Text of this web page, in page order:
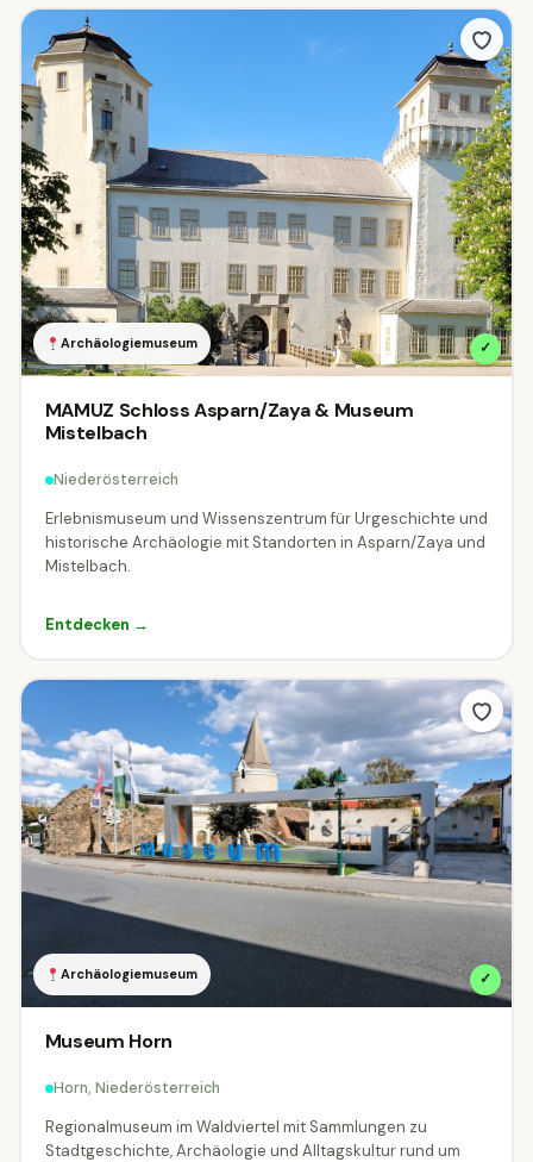
Archäologiemuseum ✓
MAMUZ Schloss Asparn/Zaya & Museum
Mistelbach
Niederösterreich
Erlebnismuseum und Wissenszentrum für Urgeschichte und
historische Archäologie mit Standorten in Asparn/Zaya und
Mistelbach.
Entdecken →
Archäologiemuseum ✓
Museum Horn
Horn, Niederösterreich
Regionalmuseum im Waldviertel mit Sammlungen zu
Stadtgeschichte, Archäologie und Alltagskultur rund um